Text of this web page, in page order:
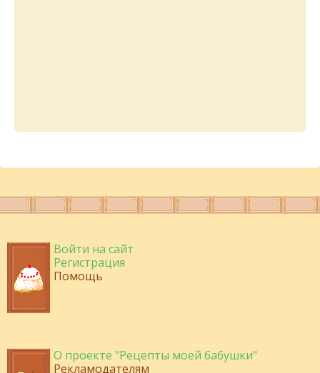
Войти на сайт
Регистрация
Помощь
О проекте "Рецепты моей бабушки"
Рекламодателям